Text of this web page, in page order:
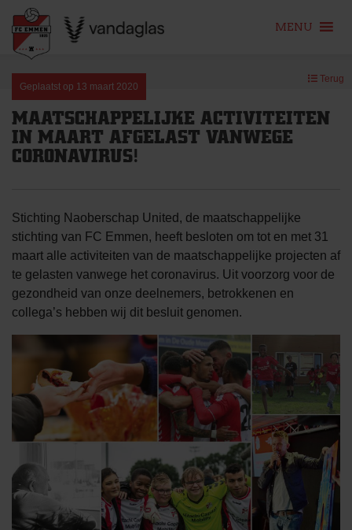
content
MENU
Geplaatst op 13 maart 2020
Terug
MAATSCHAPPELIJKE ACTIVITEITEN
IN MAART AFGELAST VANWEGE
CORONAVIRUS!
Stichting Naoberschap United, de maatschappelijke
stichting van FC Emmen, heeft besloten om tot en met 31
maart alle activiteiten van de maatschappelijke projecten af
te gelasten vanwege het coronavirus. Uit voorzorg voor de
gezondheid van onze deelnemers, betrokkenen en
collega’s hebben wij dit besluit genomen.